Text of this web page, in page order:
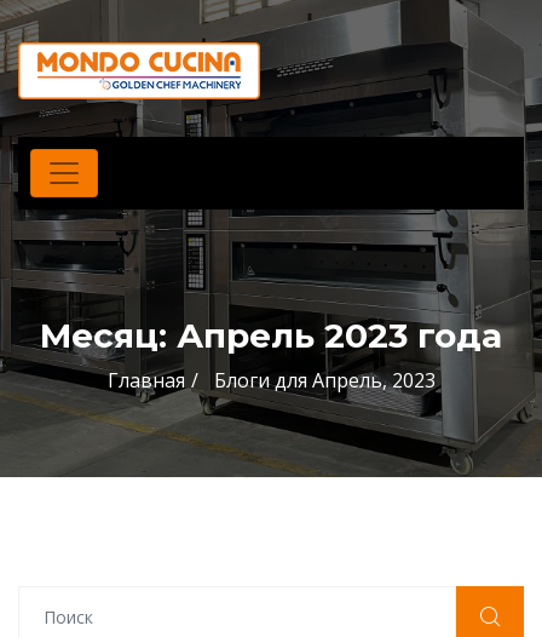
Месяц: Апрель 2023 года
Главная Блоги для Апрель, 2023